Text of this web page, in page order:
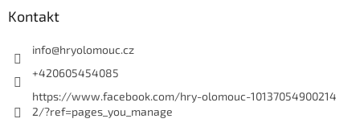
Kontakt
info@hryolomouc.cz
+420605454085
https://www.facebook.com/hry-olomouc-10137054900214
2/?ref=pages_you_manage